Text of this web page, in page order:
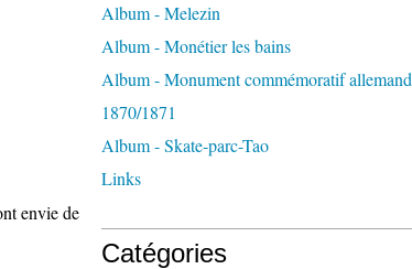
envie de
Album - Melezin
Album - Monétier les bains
Album - Monument commémoratif allemand
1870/1871
Album - Skate-parc-Tao
Links
Catégories